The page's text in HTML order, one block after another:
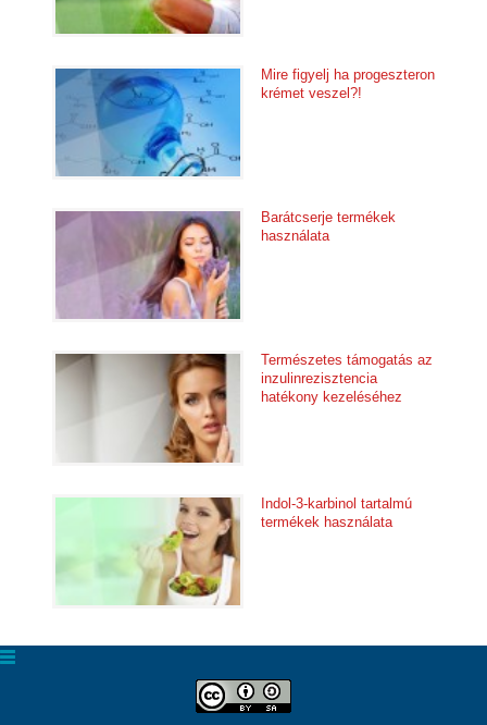
Mire figyelj ha progeszteron
krémet veszel?!
Barátcserje termékek
használata
Természetes támogatás az
inzulinrezisztencia
hatékony kezeléséhez
Indol-3-karbinol tartalmú
termékek használata